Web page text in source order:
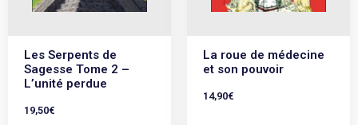
Les Serpents de
Sagesse Tome 2 –
L’unité perdue
19,50€
La roue de médecine
et son pouvoir
14,90€